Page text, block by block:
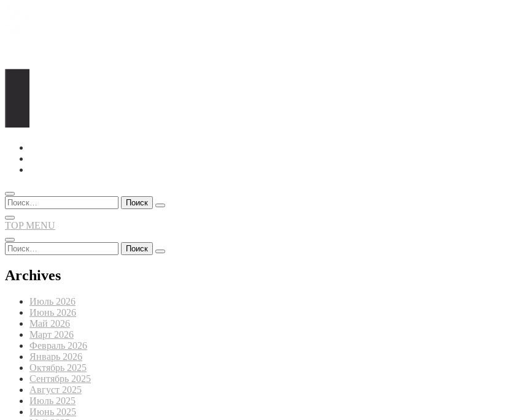
Перейти
содержимому
Найти:
TOP MENU
Найти:
Archives
Июль 2026
Июнь 2026
Май 2026
Март 2026
Февраль 2026
Январь 2026
Октябрь 2025
Сентябрь 2025
Август 2025
Июль 2025
Июнь 2025